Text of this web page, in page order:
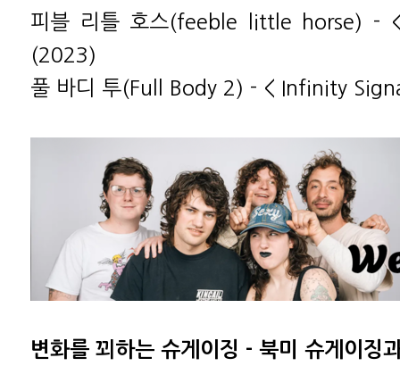
피블 리틀 호스(feeble little horse) -
(2023)
풀 바디 투(Full Body 2) - < Infinity
변화를 꾀하는 슈게이징 - 북미 슈게이징